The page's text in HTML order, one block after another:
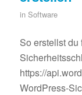
in Software
So erstellst
https://
WordPress-